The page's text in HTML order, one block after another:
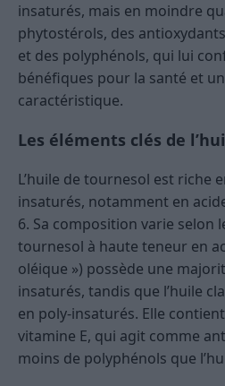
insaturés, mais en moindre
phytostérols, des
et des polyphénols, qui lui
bénéfiques pour la santé et
caractéristique.
Les éléments clés de
L’huile de tournesol est riche
insaturés, notamment en
6. Sa composition varie selon
tournesol à haute teneur en
oléique ») possède une
insaturés, tandis que l’huile
en poly-insaturés. Elle
vitamine E, qui agit comme
moins de polyphénols que